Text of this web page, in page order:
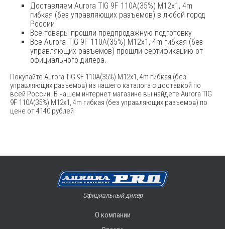
Доставляем Aurora TIG 9F 110A(35%) M12x1, 4m
гибкая (без управляющих разъемов) в любой город
России
Все товары прошли предпродажную подготовку
Все Aurora TIG 9F 110A(35%) M12x1, 4m гибкая (без
управляющих разъемов) прошли сертификацию от
официального дилера.
Покупайте Aurora TIG 9F 110A(35%) M12x1, 4m гибкая (без
управляющих разъемов) из нашего каталога с доставкой по
всей России. В нашем интернет магазине вы найдете Aurora TIG
9F 110A(35%) M12x1, 4m гибкая (без управляющих разъемов) по
цене от 4140 рублей
Официальный дилер
О компании